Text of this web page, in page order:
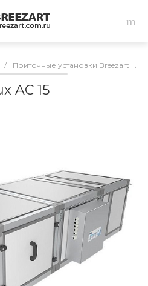
/ Приточные установки Breezart /
AC 15